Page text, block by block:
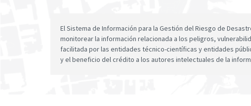
El Sistema de Información para la Gestión del Riesgo de
monitorear la información relacionada a los peligros,
facilitada por las entidades técnico-científicas y entidades
y el beneficio del crédito a los autores intelectuales de la